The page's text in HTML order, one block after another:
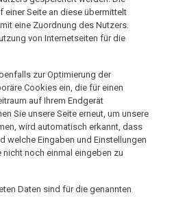
Seite an diese übermittelt
eine Zuordnung des Nutzers.
von Internetseiten für die
zur Optimierung der
Cookies ein, die für einen
auf Ihrem Endgerät
Sie unsere Seite erneut, um unsere
wird automatisch erkannt, dass
welche Eingaben und Einstellungen
noch einmal eingeben zu
Daten sind für die genannten